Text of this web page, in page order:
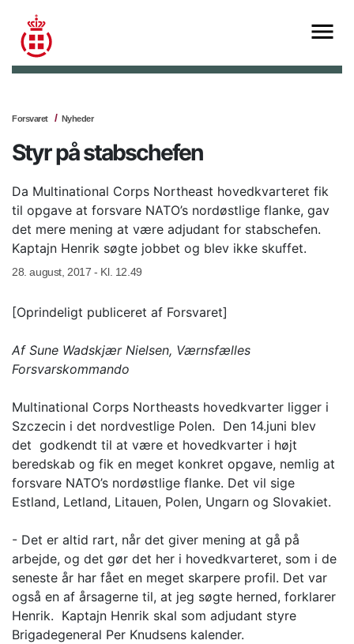
Forsvaret Nyheder
Styr på stabschefen
Da Multinational Corps Northeast hovedkvarteret fik
til opgave at forsvare NATO’s nordøstlige flanke, gav
det mere mening at være adjudant for stabschefen.
Kaptajn Henrik søgte jobbet og blev ikke skuffet.
28. august, 2017 - Kl. 12.49
[Oprindeligt publiceret af Forsvaret]
Af Sune Wadskjær Nielsen, Værnsfælles
Forsvarskommando
Multinational Corps Northeasts hovedkvarter ligger i
Szczecin i det nordvestlige Polen. Den 14.juni blev
det godkendt til at være et hovedkvarter i højt
beredskab og fik en meget konkret opgave, nemlig at
forsvare NATO’s nordøstlige flanke. Det vil sige
Estland, Letland, Litauen, Polen, Ungarn og Slovakiet.
- Det er altid rart, når det giver mening at gå på
arbejde, og det gør det her i hovedkvarteret, som i de
seneste år har fået en meget skarpere profil. Det var
også en af årsagerne til, at jeg søgte herned, forklarer
Henrik. Kaptajn Henrik skal som adjudant styre
Brigadegeneral Per Knudsens kalender.